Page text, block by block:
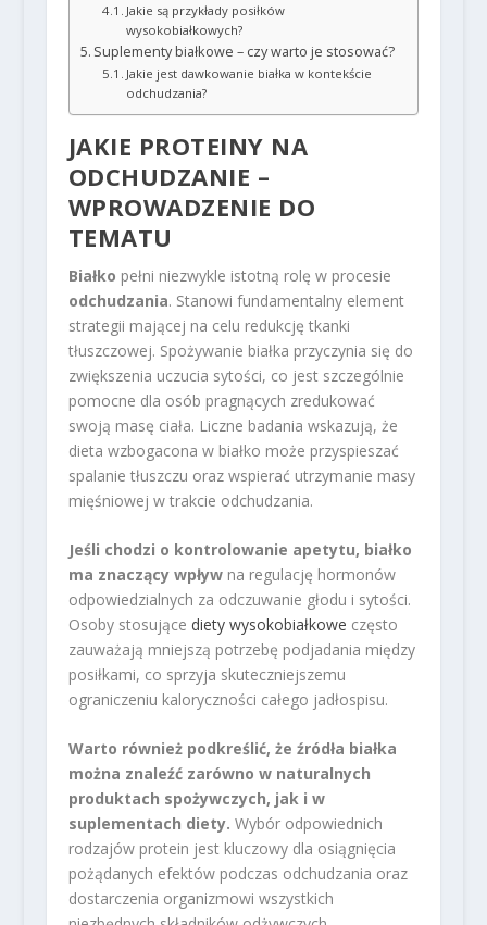
Jakie są przykłady posiłków
wysokobiałkowych?
Suplementy białkowe – czy warto je stosować?
Jakie jest dawkowanie białka w kontekście
odchudzania?
JAKIE PROTEINY NA
ODCHUDZANIE –
WPROWADZENIE DO
TEMATU
Białko pełni niezwykle istotną rolę w procesie
odchudzania. Stanowi fundamentalny element
strategii mającej na celu redukcję tkanki
tłuszczowej. Spożywanie białka przyczynia się do
zwiększenia uczucia sytości, co jest szczególnie
pomocne dla osób pragnących zredukować
swoją masę ciała. Liczne badania wskazują, że
dieta wzbogacona w białko może przyspieszać
spalanie tłuszczu oraz wspierać utrzymanie masy
mięśniowej w trakcie odchudzania.
Jeśli chodzi o kontrolowanie apetytu, białko
ma znaczący wpływna regulację hormonów
odpowiedzialnych za odczuwanie głodu i sytości.
Osoby stosujące diety wysokobiałkowe często
zauważają mniejszą potrzebę podjadania między
posiłkami, co sprzyja skuteczniejszemu
ograniczeniu kaloryczności całego jadłospisu.
Warto również podkreślić, że źródła białka
można znaleźć zarówno w naturalnych
produktach spożywczych, jak i w
suplementach diety. Wybór odpowiednich
rodzajów protein jest kluczowy dla osiągnięcia
pożądanych efektów podczas odchudzania oraz
dostarczenia organizmowi wszystkich